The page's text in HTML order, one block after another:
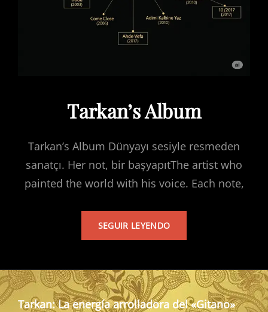
Tarkan’s Album
Tarkan’s Album Dünyayı sesiyle resmeden
sanatçı. Her not, bir başyapıtThe artist who
painted the world with his voice. Each note,
SEGUIR LEYENDOTARKAN’S
Tarkan: La energía arrolladora del «Gitano»